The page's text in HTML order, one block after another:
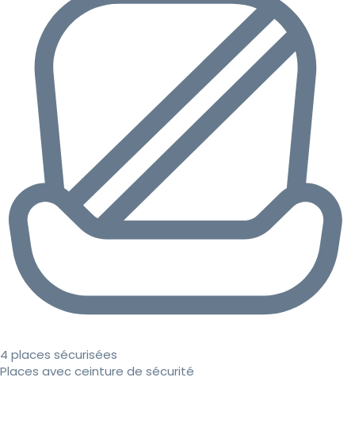
4 places sécurisées
Places avec ceinture de sécurité